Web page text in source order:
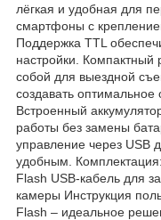
лёгкая и удобная для
смартфоны с
Поддержка TTL
настройки. Компактный
собой для выездной
создавать
Встроенный
работы без замены
управление через USB
удобным.
Flash USB-кабель для
камеры Инструкция
Flash – идеальное